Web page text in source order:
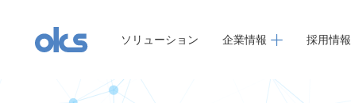
ソリューション 企業情報 採用情報